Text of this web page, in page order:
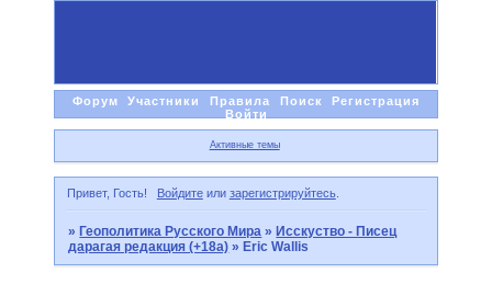
Форум Участники Правила Поиск
Регистрация
Войти
Активные темы
Привет, Гость! Войдитеили зарегистрируйтесь.
»Геополитика Русского Мира »Исскуство - Писец
дарагая редакция (+18а) »Eric Wallis